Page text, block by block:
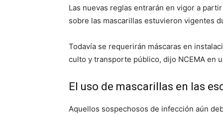
Las nuevas reglas entrarán en vigor a
sobre las mascarillas estuvieron vigentes
Todavía se requerirán máscaras en
culto y transporte público, dijo NCEMA en
El uso de mascarillas en las
Aquellos sospechosos de infección aún